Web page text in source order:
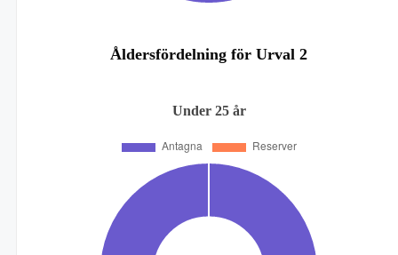
Åldersfördelning för Urval 2
Under 25 år